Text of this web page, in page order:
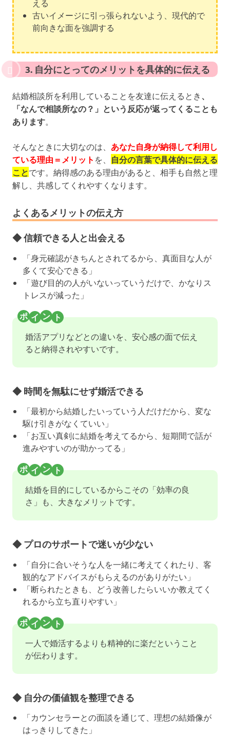
える
古いイメージに引っ張られないよう、現代的で
前向きな面を強調する
3. 自分にとってのメリットを具体的に伝える
結婚相談所を利用していることを友達に伝えるとき 、
「なんで相談所なの？」という反応が返ってくることも
あります
そんなときに大切なのは、 あなた自身が納得して利用し
ている理由＝メリット を、 自分の言葉で具体的に伝える
ことです。納得感のある理由があると、相手も自然と理
解し、共感してくれやすくなります。
よくあるメリットの伝え方
◆ 信頼できる人と出会える
「身元確認がきちんとされてるから、真面目な人が
多くて安心できる」
「遊び目的の人がいないっていうだけで、かなりス
トレスが減った」
婚活アプリなどとの違いを、安心感の面で伝え
ると納得されやすいです。
◆ 時間を無駄にせず婚活できる
「最初から結婚したいっていう人だけだから、変な
駆け引きがなくていい」
「お互い真剣に結婚を考えてるから、短期間で話が
進みやすいのが助かってる」
結婚を目的にしているからこその「効率の良
さ」も、大きなメリットです。
◆ プロのサポートで迷いが少ない
「自分に合いそうな人を一緒に考えてくれたり、客
観的なアドバイスがもらえるのがありがたい」
「断られたときも、どう改善したらいいか教えてく
れるから立ち直りやすい」
一人で婚活するよりも精神的に楽だということ
が伝わります。
◆ 自分の価値観を整理できる
「カウンセラーとの面談を通じて、理想の結婚像が
はっきりしてきた」